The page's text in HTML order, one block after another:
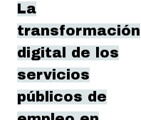
La
transformación
digital de los
servicios
públicos de